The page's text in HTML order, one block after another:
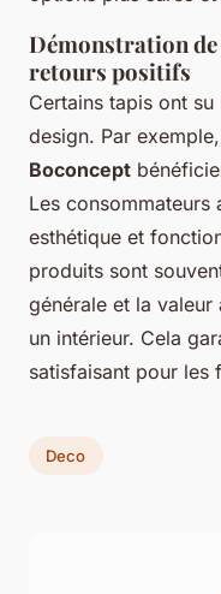
Démonstration
retours positifs
Certains tapis ont
design. Par
Boconcept
Les
esthétique et
produits sont
générale et la valeur
un intérieur. Cela
satisfaisant pour les
Deco